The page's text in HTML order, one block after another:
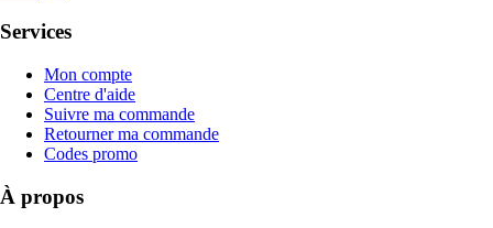
Services
Mon compte
Centre d'aide
Suivre ma commande
Retourner ma commande
Codes promo
À propos